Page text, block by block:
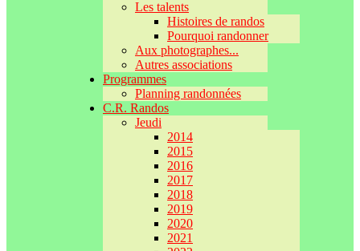
Les talents
Histoires de randos
Pourquoi randonner
Aux photographes...
Autres associations
Programmes
Planning randonnées
C.R. Randos
Jeudi
2014
2015
2016
2017
2018
2019
2020
2021